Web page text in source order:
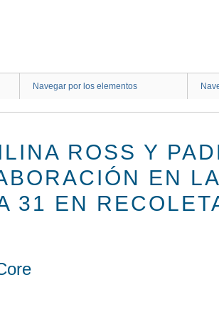
Navegar por los elementos
ROSS Y
EN
31 EN